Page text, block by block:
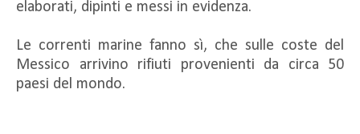
elaborati, dipinti e messi in evidenza.
Le correnti marine fanno sì, che sulle coste del
Messico arrivino rifiuti provenienti da circa 50
paesi del mondo.